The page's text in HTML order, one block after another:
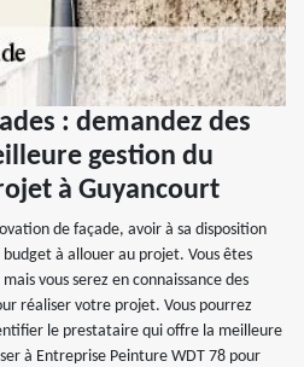
: demandez des
gestion du
à Guyancourt
de façade, avoir à sa disposition
à allouer au projet. Vous êtes
vous serez en connaissance des
réaliser votre projet. Vous pourrez
le prestataire qui offre la meilleure
à Entreprise Peinture WDT 78 pour